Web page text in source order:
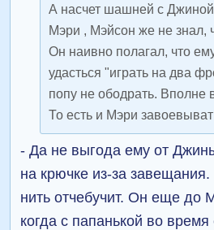
А насчет шашней с
Мэри , Мэйсон же не знал,
Он наивно полагал, что
удасться "играть на два
попу не ободрать. Вполне
То есть и Мэри
- Да не выгода ему от
на крючке из-за
нить отчебучит. Он еще до
когда с папанькой во